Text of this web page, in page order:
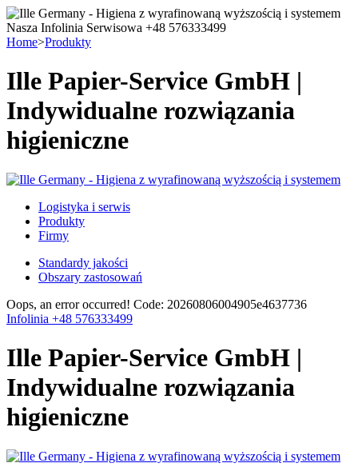
Nasza Infolinia Serwisowa +48 576333499
Home>Produkty
Ille Papier-Service GmbH |
Indywidualne rozwiązania
higieniczne
Logistyka i serwis
Produkty
Firmy
Standardy jakości
Obszary zastosowań
Oops, an error occurred! Code: 20260806004905e4637736
Infolinia +48 576333499
Ille Papier-Service GmbH |
Indywidualne rozwiązania
higieniczne